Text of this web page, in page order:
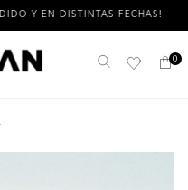
DISTINTAS FECHAS!
Buscar 0